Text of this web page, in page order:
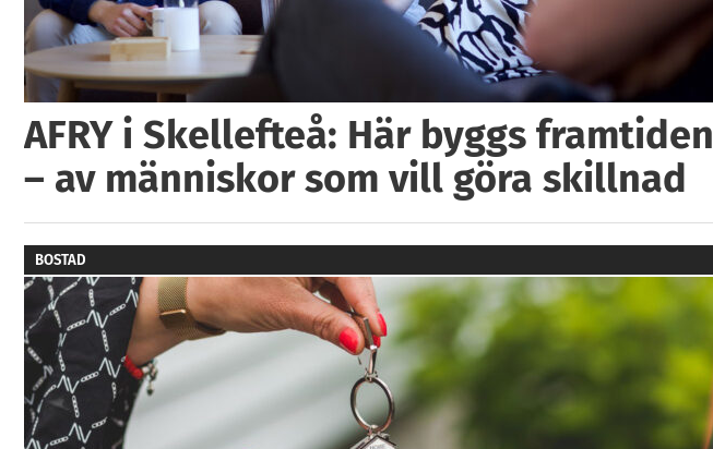
AFRY i Skellefteå: Här byggs framtiden
– av människor som vill göra skillnad
BOSTAD